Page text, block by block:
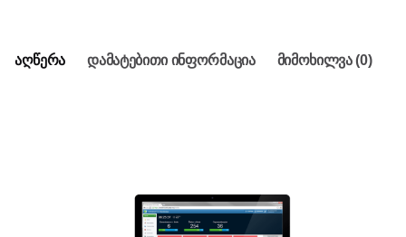
აღწერა დამატებითი ინფორმაცია მიმოხილვა (0)